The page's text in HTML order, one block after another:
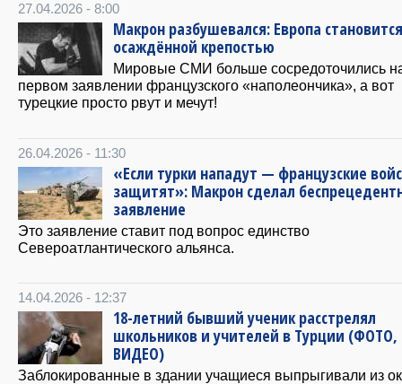
27.04.2026 - 8:00
Макрон разбушевался: Европа становится
осаждённой крепостью
Мировые СМИ больше сосредоточились
первом заявлении французского «наполеончика», а вот
турецкие просто рвут и мечут!
26.04.2026 - 11:30
«Если турки нападут — французские
защитят»: Макрон сделал
заявление
Это заявление ставит под вопрос единство
Североатлантического альянса.
14.04.2026 - 12:37
18-летний бывший ученик расстрелял
школьников и учителей в Турции (ФОТО,
ВИДЕО)
Заблокированные в здании учащиеся выпрыгивали из